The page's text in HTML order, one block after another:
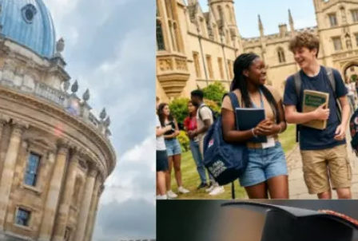
Doğal Enerji Kaynakları İşitme
Hediyelik Eşya Veteriner
Pazarlama Moda